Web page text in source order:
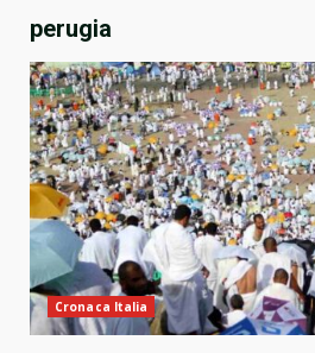
perugia
Cronaca Italia